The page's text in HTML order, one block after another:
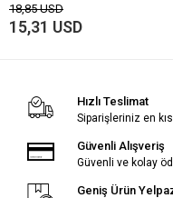
18,85 USD
15,31 USD
Hızlı Teslimat
Siparişleriniz en
Güvenli Alışveriş
Güvenli ve kolay
Geniş Ürün